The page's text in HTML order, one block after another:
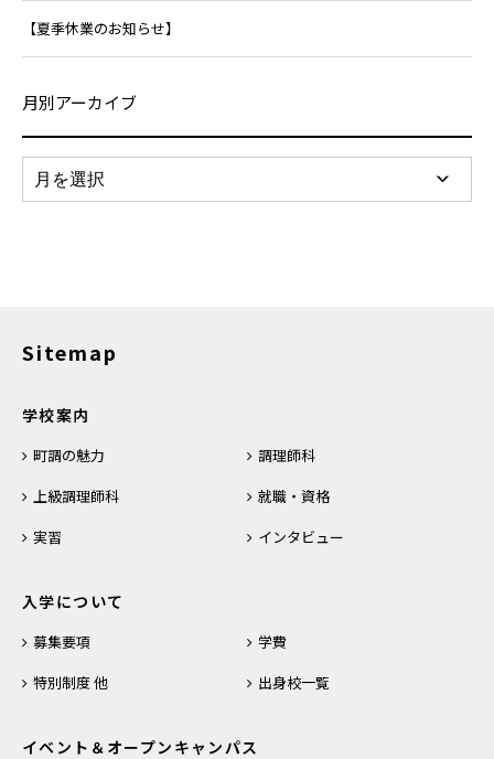
【夏季休業のお知らせ】
月別アーカイブ
Sitemap
学校案内
町調の魅力
調理師科
上級調理師科
就職・資格
実習
インタビュー
入学について
募集要項
学費
特別制度 他
出身校一覧
イベント＆オープンキャンパス